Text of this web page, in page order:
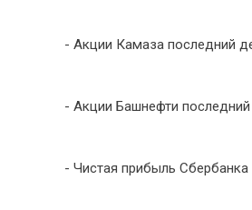
- Акции Камаза последний
- Акции Башнефти
- Чистая прибыль Сбербанка